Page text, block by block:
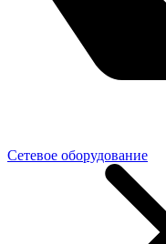
Сетевое оборудование